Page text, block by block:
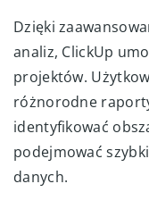
Dzięki
analiz, ClickUp
projektów.
różnorodne
identyfikować
podejmować
danych.